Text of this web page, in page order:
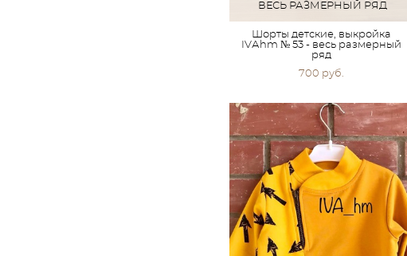
ВЕСЬ РАЗМЕРНЫЙ РЯД
Шорты детские, выкройка
IVАhm № 53 - весь размерный
ряд
700 pуб.